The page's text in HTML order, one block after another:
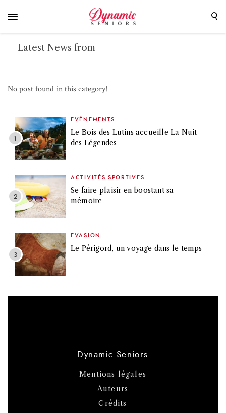
Latest News from
No post found in this category!
EVÉNEMENTS
Le Bois des Lutins accueille La Nuit
des Légendes
ACTIVITÉS SPORTIVES
Se faire plaisir en boostant sa
mémoire
EVASION
Le Périgord, un voyage dans le temps
Dynamic Seniors
Mentions légales
Auteurs
Crédits